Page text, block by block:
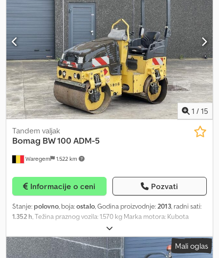
napravljeni sa najvećom pažnjom. Međutim, ne možemo preuzeti
garanciju za tačnost, potpunost i aktuelnost sadržaja i cena.
1 / 15
Waregem 1.522 km
Tandem valjak
Bomag BW 100 ADM-5
Informacije o ceni Pozvati
Stanje: polovno, boja:ostalo, Godina proizvodnje: 2013, radni sati:
1.352 h , Težina praznog vozila: 1.570 kg Marka motora: Kubota
D902-ET11 Za više informacija obratite se odeljenju prodaje.
Dcedpfx Asy Nv Rkondek
Mali oglas